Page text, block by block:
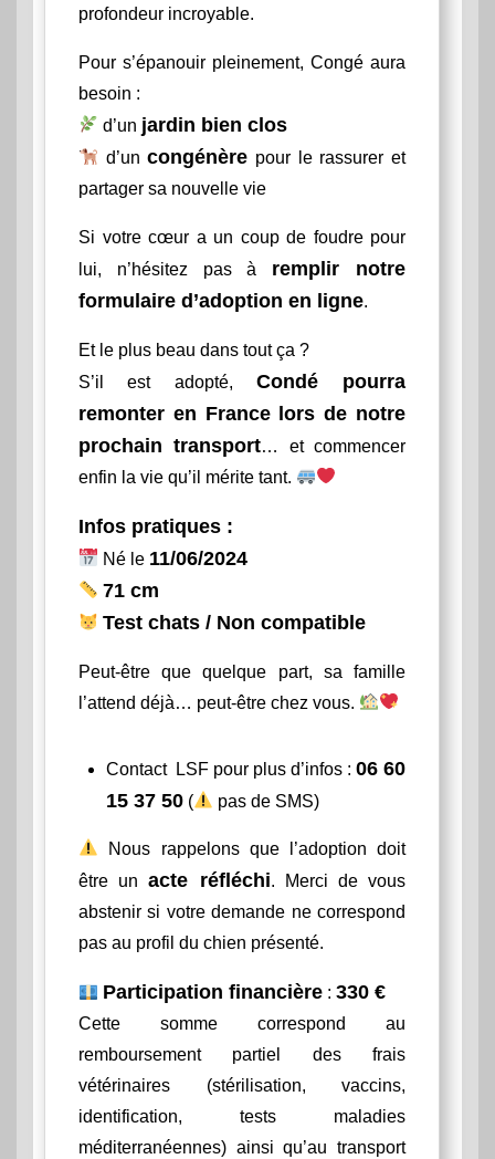
profondeur incroyable.
Pour s’épanouir pleinement, Congé aura
besoin :
d’un jardin bien clos
d’uncongénère pour le rassurer et
partager sa nouvelle vie
Si votre cœur a un coup de foudre pour
lui, n’hésitez pas à remplir notre
formulaire d’adoption en ligne.
Et le plus beau dans tout ça ?
S’il est adopté, Condé pourra
remonter en France lors de notre
prochain transport… et commencer
enfin la vie qu’il mérite tant.
Infos pratiques :
Né le 11/06/2024
71 cm
Test chats / Non compatible
Peut-être que quelque part, sa famille
l’attend déjà… peut-être chez vous.
Contact LSF pour plus d’infos : 06 60
15 37 50 ( pas de SMS)
Nous rappelons que l’adoption doit
être unacte réfléchi. Merci de vous
abstenir si votre demande ne correspond
pas au profil du chien présenté.
Participation financière :330 €
Cette somme correspond au
remboursement partiel des frais
vétérinaires (stérilisation, vaccins,
identification, tests maladies
méditerranéennes) ainsi qu’au transport